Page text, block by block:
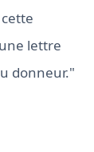
lettre
donneur."